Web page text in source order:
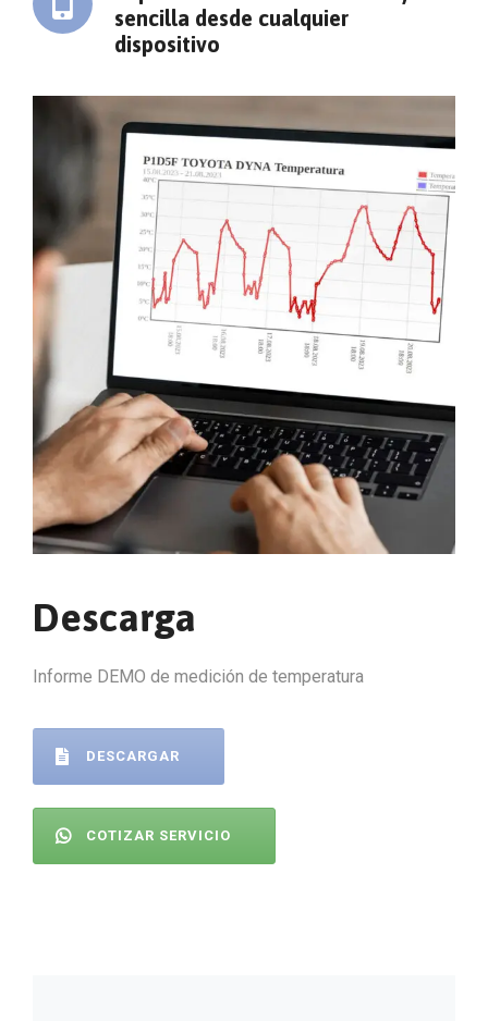
sencilla desde cualquier
dispositivo
Descarga
Informe DEMO de medición de temperatura
DESCARGAR
COTIZAR SERVICIO